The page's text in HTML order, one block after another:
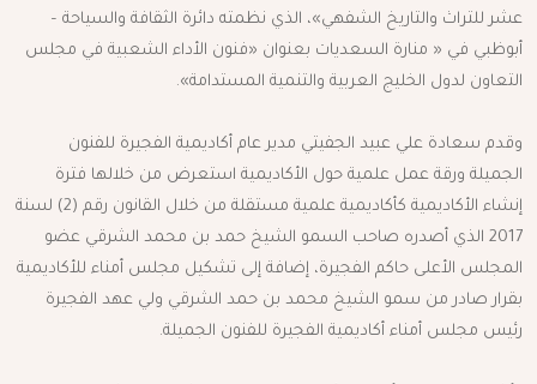
عشر للتراث والتاريخ الشفهي»، الذي نظمته دائرة الثقافة والسياحة –
أبوظبي في « منارة السعديات بعنوان «فنون الأداء الشعبية في مجلس
التعاون لدول الخليج العربية والتنمية المستدامة».
وقدم سعادة علي عبيد الجفيتي مدير عام أكاديمية الفجيرة للفنون
الجميلة ورقة عمل علمية حول الأكاديمية استعرض من خلالها فترة
إنشاء الأكاديمية كأكاديمية علمية مستقلة من خلال القانون رقم (2) لسنة
2017 الذي أصدره صاحب السمو الشيخ حمد بن محمد الشرقي عضو
المجلس الأعلى حاكم الفجيرة، إضافة إلى تشكيل مجلس أمناء للأكاديمية
بقرار صادر من سمو الشيخ محمد بن حمد الشرقي ولي عهد الفجيرة
رئيس مجلس أمناء أكاديمية الفجيرة للفنون الجميلة.